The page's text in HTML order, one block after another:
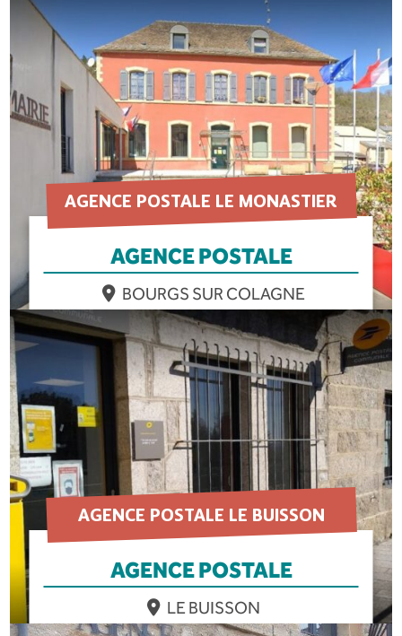
EN SAVOIR PLUS
AGENCE POSTALE LE MONASTIER
AGENCE POSTALE
BOURGS SUR COLAGNE
EN SAVOIR PLUS
AGENCE POSTALE LE BUISSON
AGENCE POSTALE
LE BUISSON